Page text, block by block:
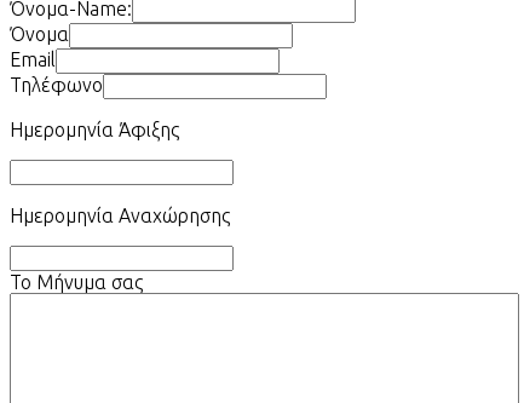
Όνομα-Name:
Όνομα
Email
Τηλέφωνο
Ημερομηνία Άφιξης
Ημερομηνία Αναχώρησης
Το Μήνυμα σας